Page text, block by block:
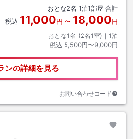
おとな2名 1泊1部屋 合計
税込 11,000円 〜 18,000円
おとな1名 (2名1室)｜ 1泊
税込 5,500円〜9,000円
ンの詳細を見る
お問い合わせコード